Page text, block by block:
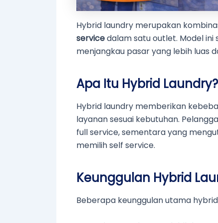
Hybrid laundry merupakan
servicedalam satu outlet. Model
menjangkau pasar yang lebih luas
Apa Itu Hybrid Laundry?
Hybrid laundry memberikan
layanan sesuai kebutuhan.
full service, sementara yang
memilih self service.
Keunggulan Hybrid
Beberapa keunggulan utama